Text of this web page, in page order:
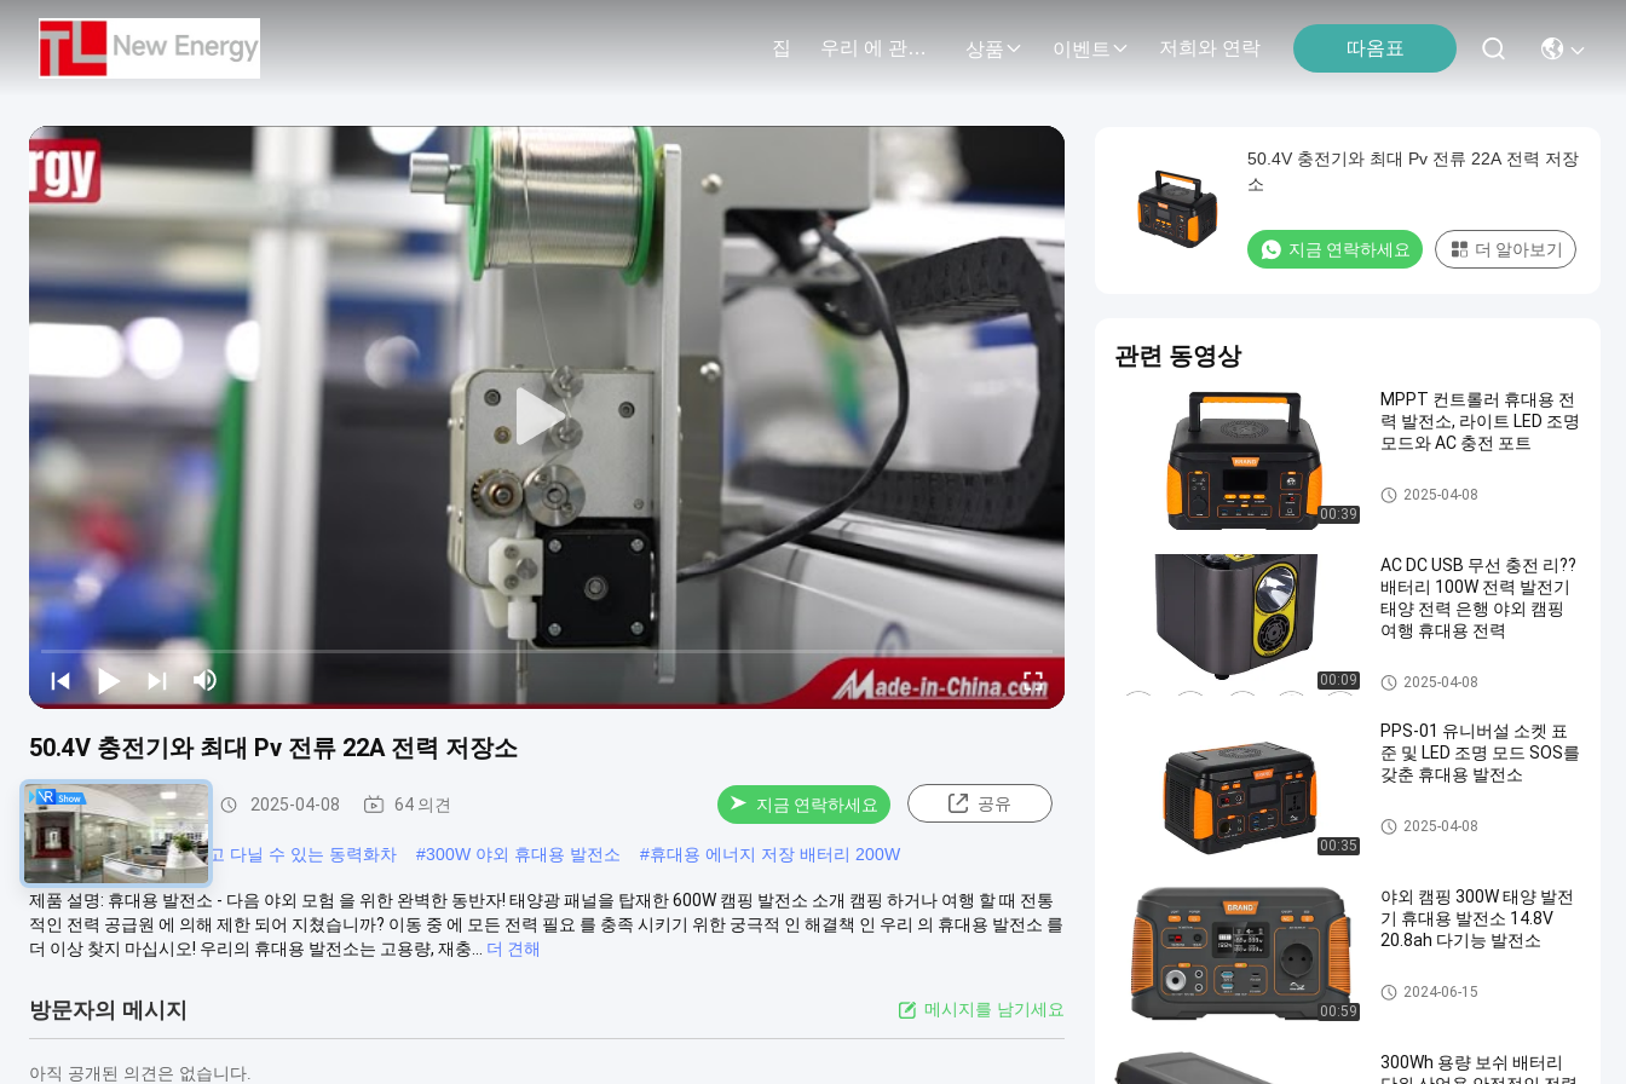
집 우리 에 관한 것 상품 이벤트 저희와 연락 따옴표
50.4V 충전기와 최대 Pv 전류 22A 전력 저장소
휴대용 전력 방송국 2025-04-08 64 의견 지금 연락하세요 공유
#300w 태양발전기 가지고 다닐 수 있는 동력화차 #300W 야외 휴대용 발전소 #휴대용 에너지 저장 배터리 200W
제품 설명: 휴대용 발전소 - 다음 야외 모험 을 위한 완벽한 동반자! 태양광 패널을 탑재한 600W 캠핑 발전소 소개 캠핑 하거나 여행 할 때 전통
적인 전력 공급원 에 의해 제한 되어 지쳤습니까? 이동 중 에 모든 전력 필요 를 충족 시키기 위한 궁극적 인 해결책 인 우리 의 휴대용 발전소 를
더 이상 찾지 마십시오! 우리의 휴대용 발전소는 고용량, 재충...
더 견해
방문자의 메시지 메시지를 남기세요
아직 공개된 의견은 없습니다.
50.4V 충전기와 최대 Pv 전류 22A 전력 저장
소
지금 연락하세요 더 알아보기
관련 동영상
00:39
MPPT 컨트롤러 휴대용 전
력 발전소, 라이트 LED 조명
모드와 AC 충전 포트
휴대용 전력 방송국
2025-04-08
00:09
AC DC USB 무선 충전 리??
배터리 100W 전력 발전기
태양 전력 은행 야외 캠핑
여행 휴대용 전력
휴대용 전력 방송국
2025-04-08
00:35
PPS-01 유니버설 소켓 표
준 및 LED 조명 모드 SOS를
갖춘 휴대용 발전소
휴대용 전력 방송국
2025-04-08
00:59
야외 캠핑 300W 태양 발전
기 휴대용 발전소 14.8V
20.8ah 다기능 발전소
휴대용 전력 방송국
2024-06-15
300Wh 용량 보쉬 배터리